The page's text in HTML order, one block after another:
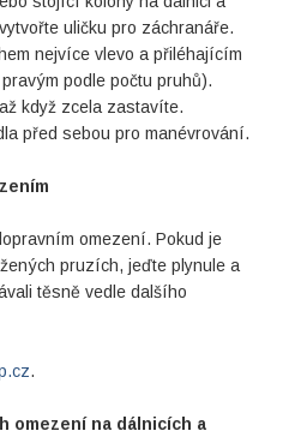
uličku pro záchranáře.
nejvíce vlevo a přiléhajícím
podle počtu pruhů).
když zcela zastavíte.
před sebou pro manévrování.
omezení. Pokud je
pruzích, jeďte plynule a
těsně vedle dalšího
.
omezení na dálnicích a